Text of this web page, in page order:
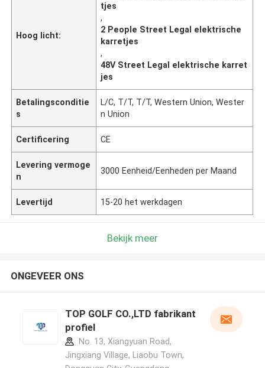
Hoog licht:
tjes
,
2 People Street Legal elektrische
karretjes
,
48V Street Legal elektrische karret
jes
Betalingsconditie
s
L/C, T/T, T/T, Western Union, Wester
n Union
Certificering CE
Levering vermoge
n
3000 Eenheid/Eenheden per Maand
Levertijd 15-20 het werkdagen
Bekijk meer
ONGEVEER ONS
TOP GOLF CO.,LTD fabrikant
profiel
No. 13, Xiangyuan Road,
Jingxiang Village, Liaobu Town,